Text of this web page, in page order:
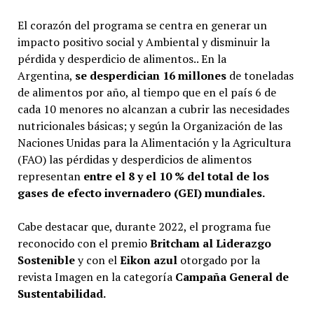
El corazón del programa se centra en generar un
impacto positivo social y Ambiental y disminuir la
pérdida y desperdicio de alimentos.. En la
Argentina, se desperdician 16 millonesde toneladas
de alimentos por año, al tiempo que en el país 6 de
cada 10 menores no alcanzan a cubrir las necesidades
nutricionales básicas; y según la Organización de las
Naciones Unidas para la Alimentación y la Agricultura
(FAO) las pérdidas y desperdicios de alimentos
representan entre el 8 y el 10 % del total de los
gases de efecto invernadero (GEI) mundiales.
Cabe destacar que, durante 2022, el programa fue
reconocido con el premioBritcham al Liderazgo
Sostenibley con elEikon azul otorgado por la
revista Imagen en la categoríaCampaña General de
Sustentabilidad.